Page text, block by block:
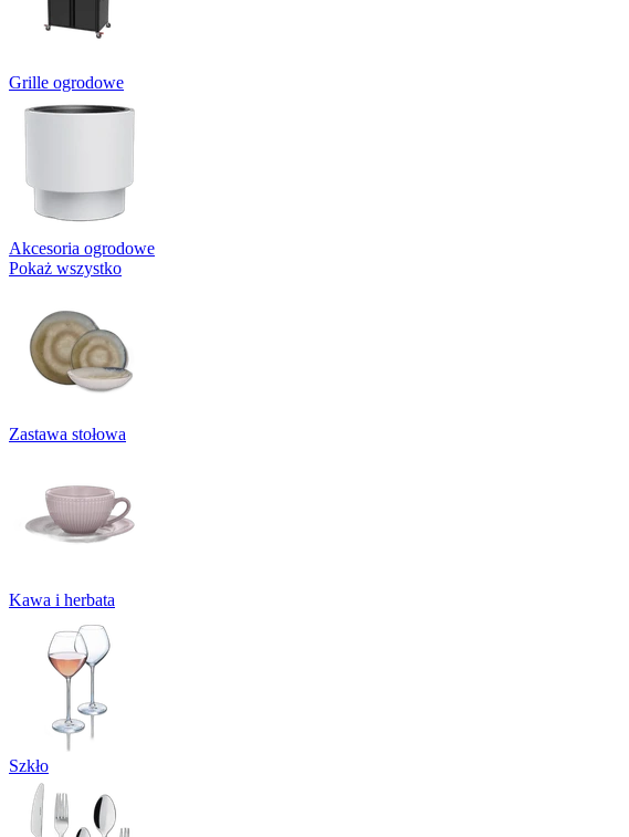
Grille ogrodowe
Akcesoria ogrodowe
Pokaż wszystko
Zastawa stołowa
Kawa i herbata
Szkło